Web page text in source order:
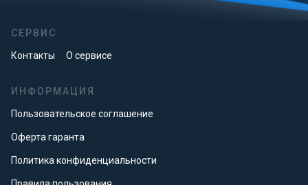
СЕРВИС
Контакты О сервисе
ИНФОРМАЦИЯ
Пользовательское соглашение
Оферта гаранта
Политика конфиденциальности